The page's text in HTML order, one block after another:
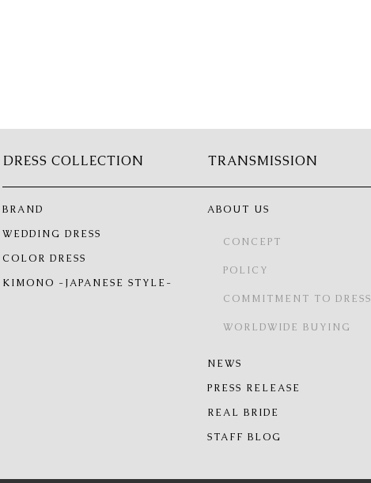
DRESS COLLECTION
BRAND
WEDDING DRESS
COLOR DRESS
KIMONO -JAPANESE STYLE-
TRANSMISSION
ABOUT US
CONCEPT
POLICY
COMMITMENT TO DRESS
WORLDWIDE BUYING
NEWS
PRESS RELEASE
REAL BRIDE
STAFF BLOG